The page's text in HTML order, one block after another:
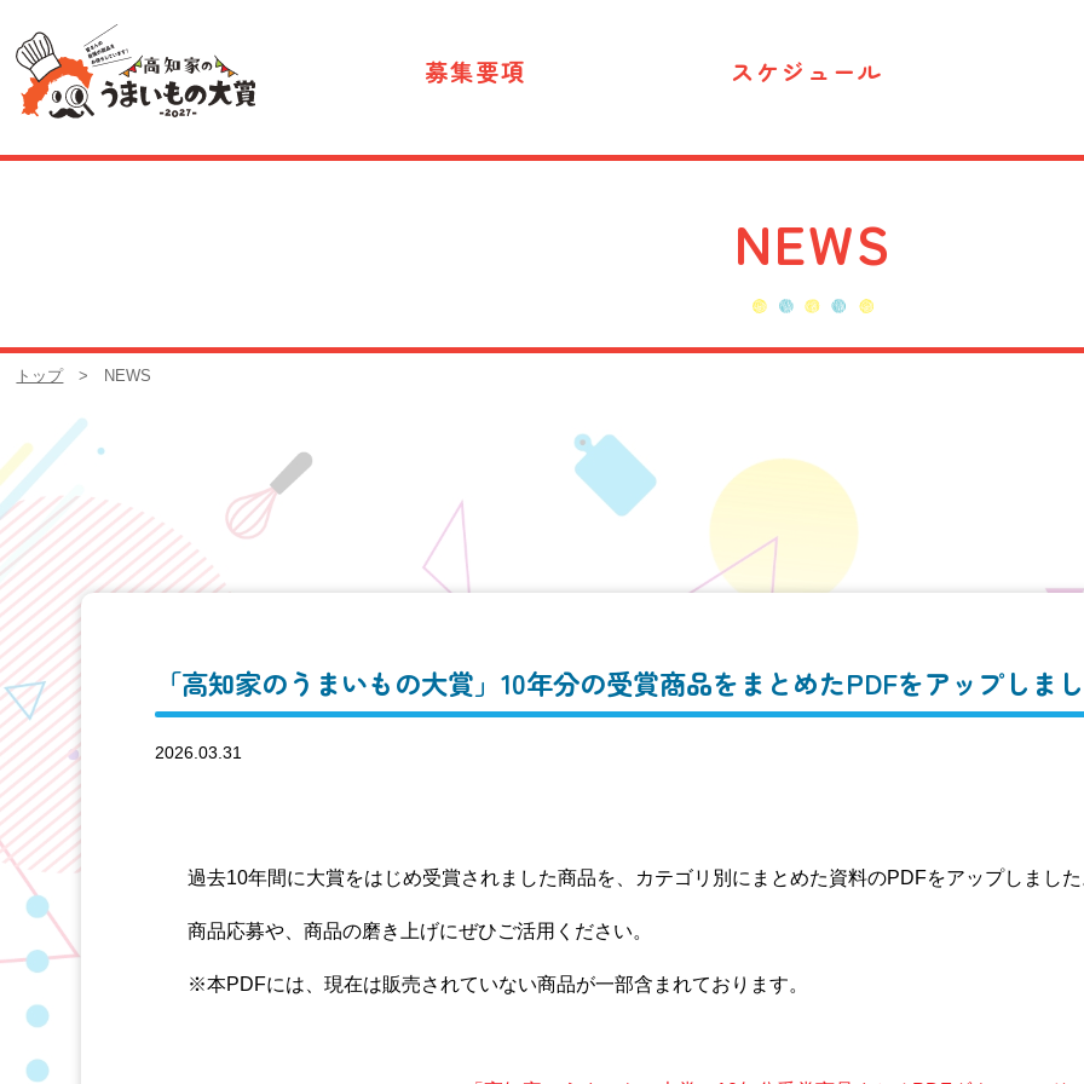
募集要項 スケジュール
NEWS
トップ> NEWS
「高知家のうまいもの大賞」10年分の受賞商品をまとめたPDFをアップしま
2026.03.31
過去10年間に大賞をはじめ受賞されました商品を、カテゴリ別にまとめた資料のPDFをアップしまし
商品応募や、商品の磨き上げにぜひご活用ください。
※本PDFには、現在は販売されていない商品が一部含まれております。